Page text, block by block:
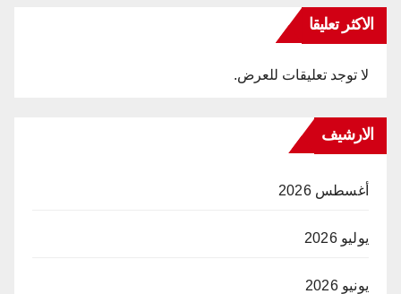
الاكثر تعليقا
لا توجد تعليقات للعرض.
الارشيف
أغسطس 2026
يوليو 2026
يونيو 2026